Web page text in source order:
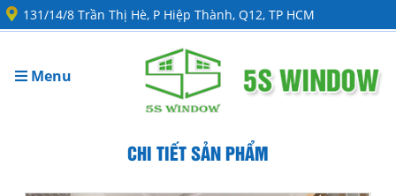
131/14/8 Trần Thị Hè, P Hiệp Thành, Q12, TP HCM
Menu
CHI TIẾT SẢN PHẨM